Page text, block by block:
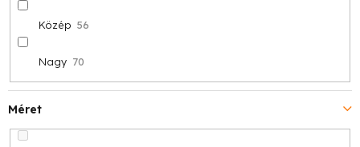
Méret
Közép 56
Nagy 70